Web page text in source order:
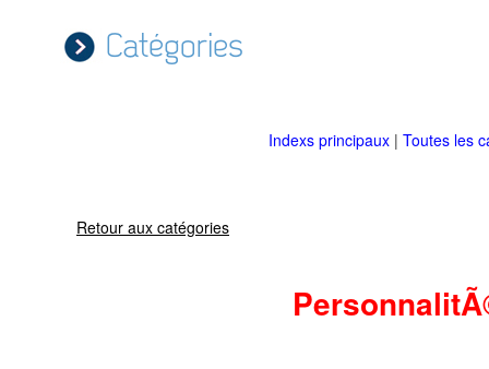
Catégories
Indexs principaux | Toutes les
Retour aux catégories